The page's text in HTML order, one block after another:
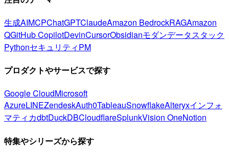
生成AIMCPChatGPTClaudeAmazon BedrockRAGAmazon
QGitHub CopilotDevinCursorObsidianモダンデータスタック
PythonセキュリティPM
プロダクトやサービスで探す
Google CloudMicrosoft
AzureLINEZendeskAuth0TableauSnowflakeAlteryxインフォ
マティカdbtDuckDBCloudflareSplunkVision OneNotion
特集やシリーズから探す